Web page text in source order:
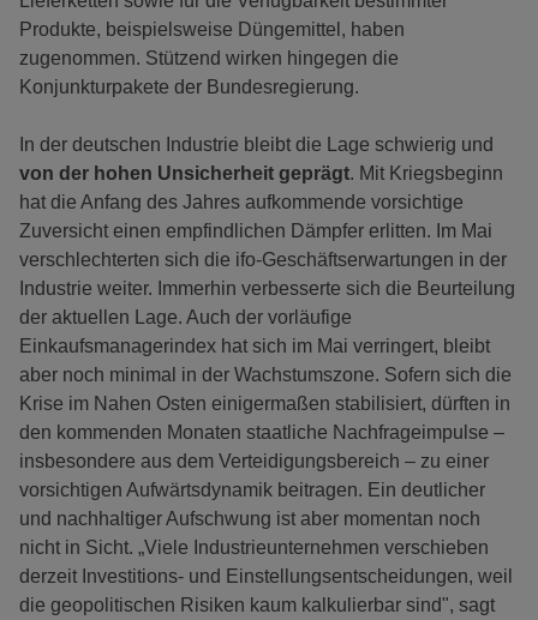
Produkte, beispielsweise Düngemittel, haben
zugenommen. Stützend wirken hingegen die
Konjunkturpakete der Bundesregierung.
In der deutschen Industrie bleibt die Lage schwierig und
von der hohen Unsicherheit geprägt. Mit Kriegsbeginn
hat die Anfang des Jahres aufkommende vorsichtige
Zuversicht einen empfindlichen Dämpfer erlitten. Im Mai
verschlechterten sich die ifo-Geschäftserwartungen in der
Industrie weiter. Immerhin verbesserte sich die Beurteilung
der aktuellen Lage. Auch der vorläufige
Einkaufsmanagerindex hat sich im Mai verringert, bleibt
aber noch minimal in der Wachstumszone. Sofern sich die
Krise im Nahen Osten einigermaßen stabilisiert, dürften in
den kommenden Monaten staatliche Nachfrageimpulse –
insbesondere aus dem Verteidigungsbereich – zu einer
vorsichtigen Aufwärtsdynamik beitragen. Ein deutlicher
und nachhaltiger Aufschwung ist aber momentan noch
nicht in Sicht. „Viele Industrieunternehmen verschieben
derzeit Investitions- und Einstellungsentscheidungen, weil
die geopolitischen Risiken kaum kalkulierbar sind", sagt